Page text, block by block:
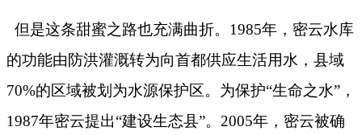
但是这条甜蜜之路也充满曲折。 1985年，密云水库
的功能由防洪灌溉转为向首都供应生活用水，县域
70%的区域被划为水源保护区。为保护“生命之水”，
1987年密云提出“建设生态县”。 2005年，密云被确